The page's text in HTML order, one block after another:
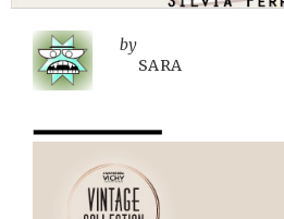
by
SARA